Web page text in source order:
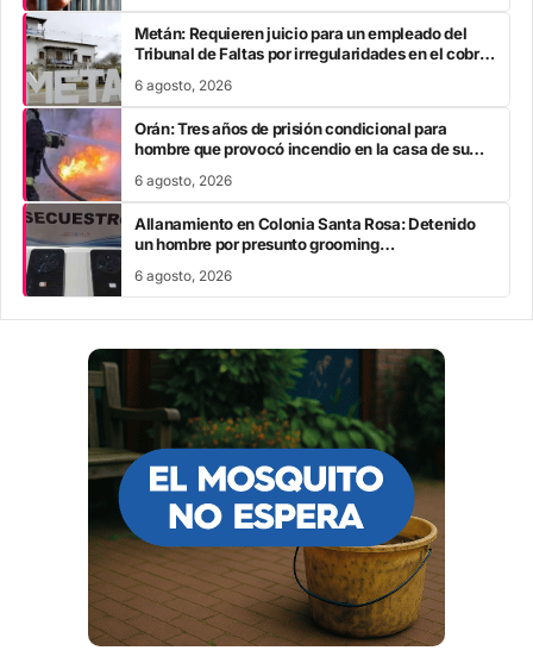
Metán: Requieren juicio para un empleado del
Tribunal de Faltas por irregularidades en el cobro
6 agosto, 2026
Orán: Tres años de prisión condicional para
hombre que provocó incendio en la casa de su
6 agosto, 2026
Allanamiento en Colonia Santa Rosa: Detenido
un hombre por presunto grooming
6 agosto, 2026